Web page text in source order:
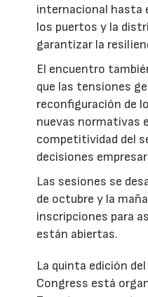
internacional hasta
los puertos y la
garantizar la
El encuentro
que las tensiones
reconfiguración de
nuevas normativas
competitividad del
decisiones
Las sesiones se
de octubre y la
inscripciones para
están abiertas.
La quinta edición
Congress está